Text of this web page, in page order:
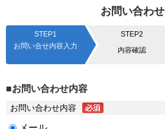
お問い合わせ
STEP1
お問い合せ内容入力
STEP2
内容確認
■お問い合わせ内容
お問い合わせ内容